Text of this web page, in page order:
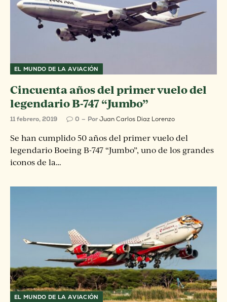
EL MUNDO DE LA AVIACIÓN
Cincuenta años del primer vuelo del
legendario B-747 “Jumbo”
11 febrero, 2019 0 PorJuan Carlos Diaz Lorenzo
Se han cumplido 50 años del primer vuelo del
legendario Boeing B-747 “Jumbo”, uno de los grandes
iconos de la…
EL MUNDO DE LA AVIACIÓN